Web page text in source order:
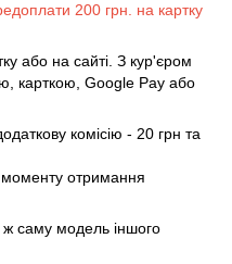
200 грн. на картку
або на сайті. З кур'єром
карткою, Google Pay або
комісію - 20 грн та
моменту отримання
ж саму модель іншого